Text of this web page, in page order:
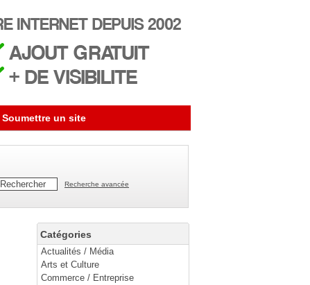
Soumettre un site
Recherche avancée
Catégories
Actualités / Média
Arts et Culture
Commerce / Entreprise